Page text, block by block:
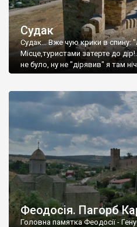
Судак
Судак... Вже чую крики в спину:
Місце,туристами затерте до
не було, ну не "дірявив" я там
Феодосія. Пагорб
Головна памятка Феодосії -